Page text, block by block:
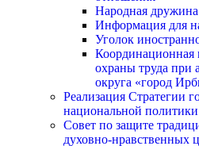
Народная дружина
Информация для
Уголок
Координационная
охраны труда при
округа «город
Реализация Стратегии
национальной
Совет по защите
духовно-нравственных